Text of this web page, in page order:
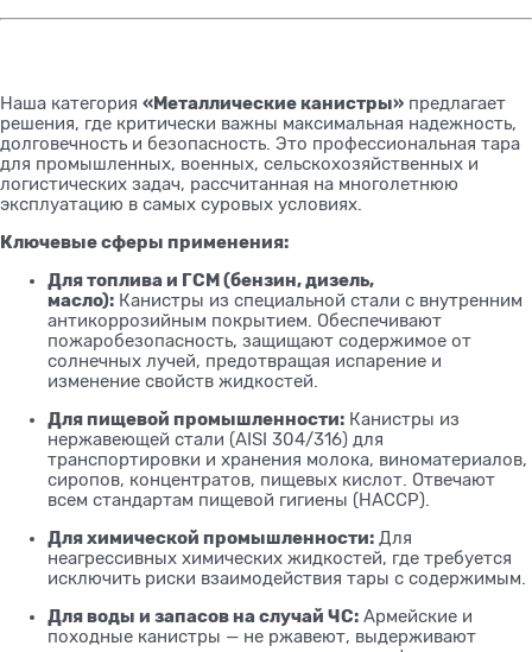
Наша категория «Металлические канистры» предлагает
решения, где критически важны максимальная надежность,
долговечность и безопасность. Это профессиональная тара
для промышленных, военных, сельскохозяйственных и
логистических задач, рассчитанная на многолетнюю
эксплуатацию в самых суровых условиях.
Ключевые сферы применения:
Для топлива и ГСМ (бензин, дизель,
масло): Канистры из специальной стали с внутренним
антикоррозийным покрытием. Обеспечивают
пожаробезопасность, защищают содержимое от
солнечных лучей, предотвращая испарение и
изменение свойств жидкостей.
Для пищевой промышленности: Канистры из
нержавеющей стали (AISI 304/316) для
транспортировки и хранения молока, виноматериалов,
сиропов, концентратов, пищевых кислот. Отвечают
всем стандартам пищевой гигиены (HACCP).
Для химической промышленности: Для
неагрессивных химических жидкостей, где требуется
исключить риски взаимодействия тары с содержимым.
Для воды и запасов на случай ЧС: Армейские и
походные канистры — не ржавеют, выдерживают